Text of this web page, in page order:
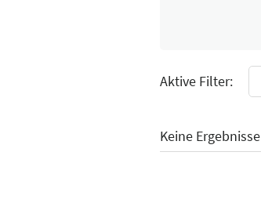
Aktive Filter:
Keine Ergebnisse